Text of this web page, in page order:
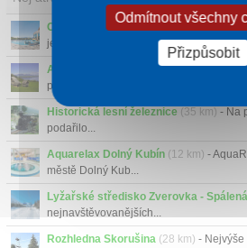
Chochołowskie Termy
-
je dokonalé míst...
Archeoskanzen Havránok (7 km)-
pod širým nebem. Uka...
Historická lesní železnice (35 km) - Na
podařilo...
Aquarelax Dolný Kubín (12 km) -
městě Dolný Kub...
Lyžařské středisko Zverovka - Spálená
nejnavštěvovanějších...
Rozhledna Skorušina (28 km) -
Odmítnout všechny
Přizpůsobit